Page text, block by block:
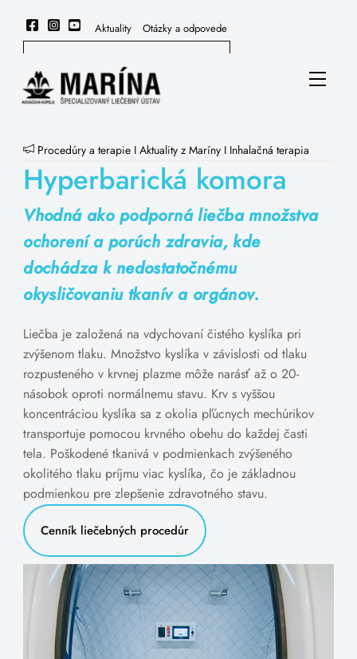
content
Aktuality Otázky a odpovede
Menu
Procedúry a terapie IAktuality z Maríny I Inhalačná terapia
Hyperbarická komora
Vhodná ako podporná liečba množstva
ochorení a porúch zdravia, kde
dochádza k nedostatočnému
okysličovaniu tkanív a orgánov.
Liečba je založená na vdychovaní čistého kyslíka pri
zvýšenom tlaku. Množstvo kyslíka v závislosti od tlaku
rozpusteného v krvnej plazme môže narásť až o 20-
násobok oproti normálnemu stavu. Krv s vyššou
koncentráciou kyslíka sa z okolia pľúcnych mechúrikov
transportuje pomocou krvného obehu do každej časti
tela. Poškodené tkanivá v podmienkach zvýšeného
okolitého tlaku príjmu viac kyslíka, čo je základnou
podmienkou pre zlepšenie zdravotného stavu.
Cenník liečebných procedúr